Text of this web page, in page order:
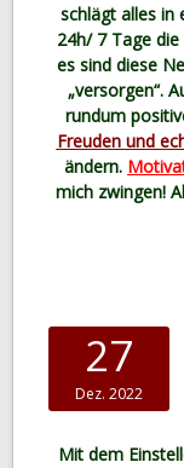
schlägt alles in
24h/ 7 Tage
es sind diese
„versorgen“.
rundum
Freuden und
ändern.
mich zwingen!
27
Dez. 2022
Mit dem